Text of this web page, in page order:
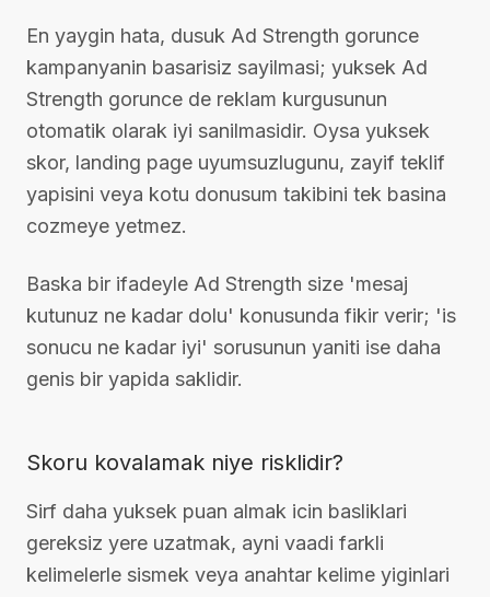
En yaygin hata, dusuk Ad Strength gorunce
kampanyanin basarisiz sayilmasi; yuksek Ad
Strength gorunce de reklam kurgusunun
otomatik olarak iyi sanilmasidir. Oysa yuksek
skor, landing page uyumsuzlugunu, zayif teklif
yapisini veya kotu donusum takibini tek basina
cozmeye yetmez.
Baska bir ifadeyle Ad Strength size 'mesaj
kutunuz ne kadar dolu' konusunda fikir verir; 'is
sonucu ne kadar iyi' sorusunun yaniti ise daha
genis bir yapida saklidir.
Skoru kovalamak niye risklidir?
Sirf daha yuksek puan almak icin basliklari
gereksiz yere uzatmak, ayni vaadi farkli
kelimelerle sismek veya anahtar kelime yiginlari